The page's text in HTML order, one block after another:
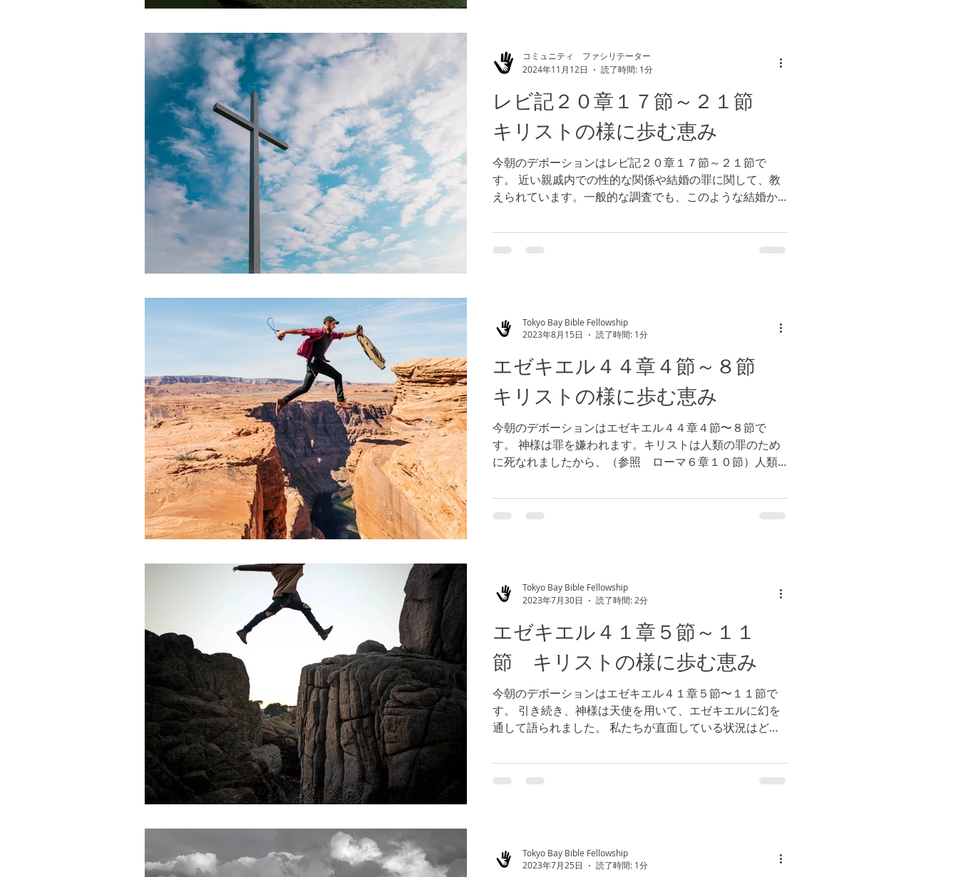
レビ記２０章１７節～２１節
キリストの様に歩む恵み
今朝のデボーションはレビ記２０章１７節～２１節で
す。 近い親戚内での性的な関係や結婚の罪に関して、教
えられています。一般的な調査でも、このような結婚か
ともされています。神様の御心、御計画を、私たちの選
択の結果からも知ることが...
コミュニティ ファシリテーター
2024年11月12日
読了時間: 1分
エゼキエル４４章４節～８節
キリストの様に歩む恵み
今朝のデボーションはエゼキエル４４章４節〜８節で
す。 神様は罪を嫌われます。キリストは人類の罪のため
に死なれましたから、（参照 ローマ６章１０節）人類
は結果が伴います。 聖書では、信仰が伴わないものは罪
であると教えています。...
Tokyo Bay Bible Fellowship
2023年8月15日
読了時間: 1分
エゼキエル４１章５節～１１
節 キリストの様に歩む恵み
今朝のデボーションはエゼキエル４１章５節〜１１節で
す。 引き続き、神様は天使を用いて、エゼキエルに幻を
通して語られました。 私たちが直面している状況はどの
ば、私たちは今、どの局面に置かれているでしょうか。...
Tokyo Bay Bible Fellowship
2023年7月30日
読了時間: 2分
Tokyo Bay Bible Fellowship
2023年7月25日
読了時間: 1分